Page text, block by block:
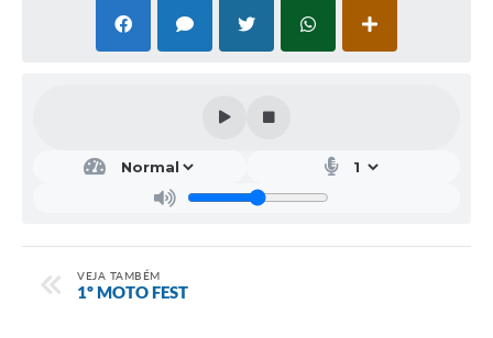
VEJA TAMBÉM
1º MOTO FEST